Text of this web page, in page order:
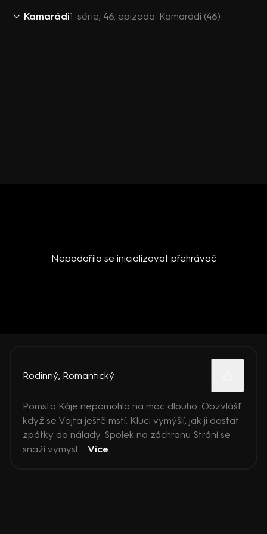
Kamarádi1. série, 46. epizoda: Kamarádi (46)
Nepodařilo se inicializovat přehrávač
Rodinný, Romantický
Pomsta Káje nepomohla na moc dlouho. Obzvlášť
když se Vojta ještě mstí. Kluci vymýšlí, jak ji dostat
zpátky do nálady. Spolek na záchranu Strání se
snaží vymysl ... Více